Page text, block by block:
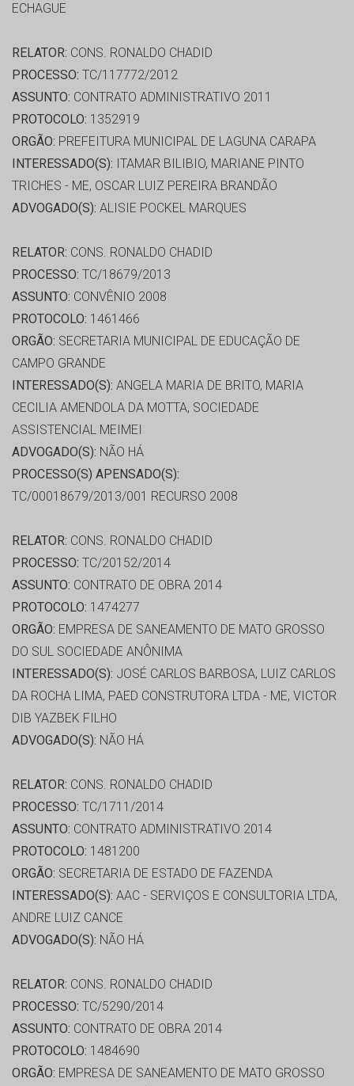
ECHAGUE
RELATOR: CONS. RONALDO CHADID
PROCESSO: TC/117772/2012
ASSUNTO: CONTRATO ADMINISTRATIVO 2011
PROTOCOLO: 1352919
ORGÃO: PREFEITURA MUNICIPAL DE LAGUNA CARAPA
INTERESSADO(S): ITAMAR BILIBIO, MARIANE PINTO
TRICHES - ME, OSCAR LUIZ PEREIRA BRANDÃO
ADVOGADO(S): ALISIE POCKEL MARQUES
RELATOR: CONS. RONALDO CHADID
PROCESSO: TC/18679/2013
ASSUNTO: CONVÊNIO 2008
PROTOCOLO: 1461466
ORGÃO: SECRETARIA MUNICIPAL DE EDUCAÇÃO DE
CAMPO GRANDE
INTERESSADO(S): ANGELA MARIA DE BRITO, MARIA
CECILIA AMENDOLA DA MOTTA, SOCIEDADE
ASSISTENCIAL MEIMEI
ADVOGADO(S): NÃO HÁ
PROCESSO(S) APENSADO(S):
TC/00018679/2013/001 RECURSO 2008
RELATOR: CONS. RONALDO CHADID
PROCESSO: TC/20152/2014
ASSUNTO: CONTRATO DE OBRA 2014
PROTOCOLO: 1474277
ORGÃO: EMPRESA DE SANEAMENTO DE MATO GROSSO
DO SUL SOCIEDADE ANÔNIMA
INTERESSADO(S): JOSÉ CARLOS BARBOSA, LUIZ CARLOS
DA ROCHA LIMA, PAED CONSTRUTORA LTDA - ME, VICTOR
DIB YAZBEK FILHO
ADVOGADO(S): NÃO HÁ
RELATOR: CONS. RONALDO CHADID
PROCESSO: TC/1711/2014
ASSUNTO: CONTRATO ADMINISTRATIVO 2014
PROTOCOLO: 1481200
ORGÃO: SECRETARIA DE ESTADO DE FAZENDA
INTERESSADO(S): AAC - SERVIÇOS E CONSULTORIA LTDA,
ANDRE LUIZ CANCE
ADVOGADO(S): NÃO HÁ
RELATOR: CONS. RONALDO CHADID
PROCESSO: TC/5290/2014
ASSUNTO: CONTRATO DE OBRA 2014
PROTOCOLO: 1484690
ORGÃO: EMPRESA DE SANEAMENTO DE MATO GROSSO